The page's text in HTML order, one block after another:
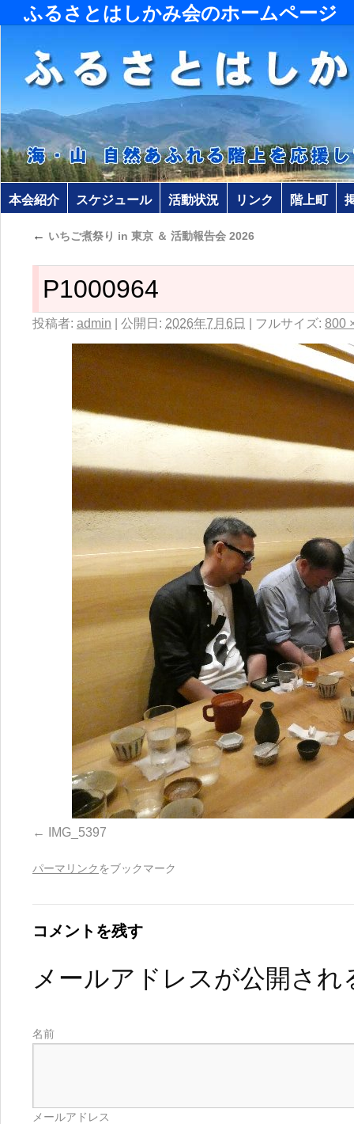
ふるさとはしかみ会のホームページ
本会紹介 スケジュール 活動状況 リンク 階上町
← いちご煮祭り in 東京 ＆ 活動報告会 2026
P1000964
投稿者: admin 公開日: 2026年7月6日 フルサイズ: 800
IMG_5397
パーマリンク をブックマーク
コメントを残す
メールアドレスが公開さ
名前
メールアドレス